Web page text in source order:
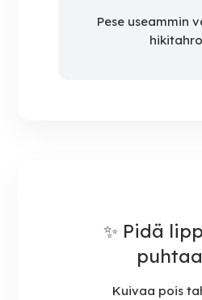
Pese useammin
✨ Pidä
Kuivaa pois